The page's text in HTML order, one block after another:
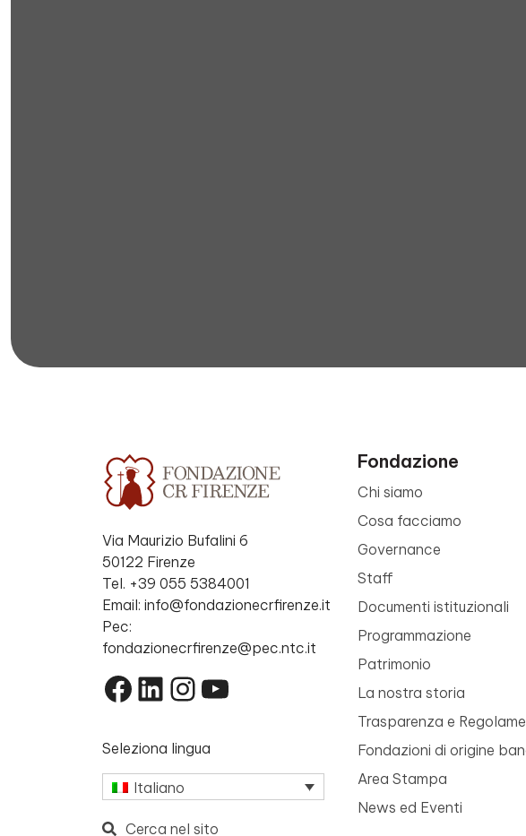
Via Maurizio Bufalini 6
50122 Firenze
Tel. +39 055 5384001
Email: info@fondazionecrfirenze.it
Pec:
fondazionecrfirenze@pec.ntc.it
Facebook
LinkedIn
Instagram
YouTube
Seleziona lingua
Italiano
Cerca nel sito
Fondazione
Chi siamo
Cosa facciamo
Governance
Staff
Documenti istituzionali
Programmazione
Patrimonio
La nostra storia
Trasparenza e
Fondazioni di origine
Area Stampa
News ed Eventi